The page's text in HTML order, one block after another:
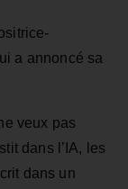
a annoncé sa
veux pas
dans l’IA, les
dans un